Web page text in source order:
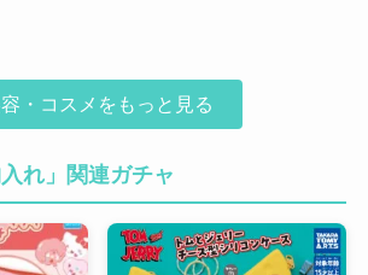
・コスメをもっと見る
れ」関連ガチャ